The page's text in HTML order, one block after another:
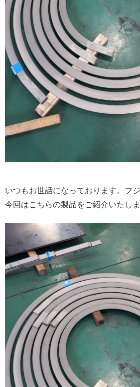
いつもお世話になっております。フ
今回はこちらの製品をご紹介いたしま